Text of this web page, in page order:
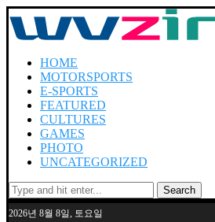
HOME
MOTORSPORTS
E-SPORTS
FEATURED
CULTURES
GAMES
PHOTO
UNCATEGORIZED
Search
2026년 8월 8일, 토요일